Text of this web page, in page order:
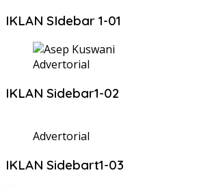
IKLAN SIdebar 1-01
Advertorial
IKLAN Sidebar1-02
Advertorial
IKLAN Sidebart1-03